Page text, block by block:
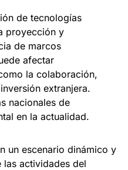
de tecnologías
proyección y
de marcos
afectar
la colaboración,
extranjera.
nacionales de
en la actualidad.
un escenario dinámico y
actividades del